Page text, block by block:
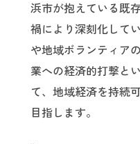
浜市が抱えている既
禍により深刻化して
や地域ボランティア
業への経済的打撃と
て、地域経済を持続
目指します。